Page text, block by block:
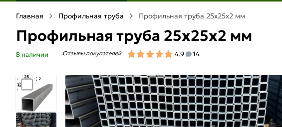
Главная Профильная труба Профильная труба 25х25х2 мм
Профильная труба 25х25х2 мм
В наличии Отзывы покупателей 4.9 14